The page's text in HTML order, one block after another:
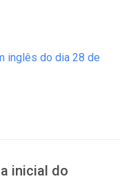
inglês do dia 28 de
inicial do